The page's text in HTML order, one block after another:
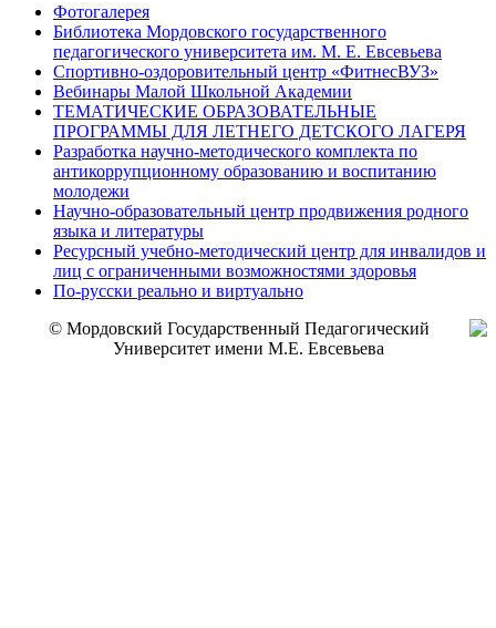
Фотогалерея
Библиотека Мордовского государственного
педагогического университета им. М. Е. Евсевьева
Спортивно-оздоровительный центр «ФитнесВУЗ»
Вебинары Малой Школьной Академии
ТЕМАТИЧЕСКИЕ ОБРАЗОВАТЕЛЬНЫЕ
ПРОГРАММЫ ДЛЯ ЛЕТНЕГО ДЕТСКОГО ЛАГЕРЯ
Разработка научно-методического комплекта по
антикоррупционному образованию и воспитанию
молодежи
Научно-образовательный центр продвижения родного
языка и литературы
Ресурсный учебно-методический центр для инвалидов и
лиц с ограниченными возможностями здоровья
По-русски реально и виртуально
© Мордовский Государственный Педагогический
Университет имени М.Е. Евсевьева